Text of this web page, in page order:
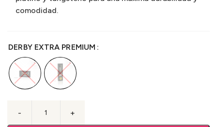
comodidad.
DERBY EXTRA PREMIUM